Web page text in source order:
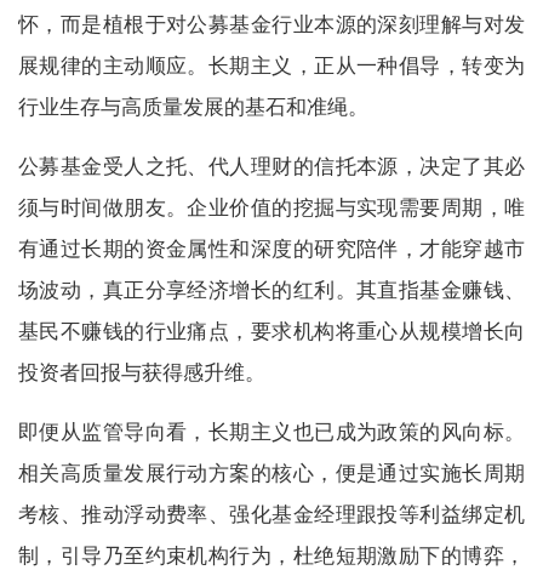
怀，而是植根于对公募基金行业本源的深刻理解与对发
展规律的主动顺应。长期主义，正从一种倡导，转变为
行业生存与高质量发展的基石和准绳。
公募基金受人之托、代人理财的信托本源，决定了其必
须与时间做朋友。企业价值的挖掘与实现需要周期，唯
有通过长期的资金属性和深度的研究陪伴，才能穿越市
场波动，真正分享经济增长的红利。其直指基金赚钱、
基民不赚钱的行业痛点，要求机构将重心从规模增长向
投资者回报与获得感升维。
即便从监管导向看，长期主义也已成为政策的风向标。
相关高质量发展行动方案的核心，便是通过实施长周期
考核、推动浮动费率、强化基金经理跟投等利益绑定机
制，引导乃至约束机构行为，杜绝短期激励下的博弈，